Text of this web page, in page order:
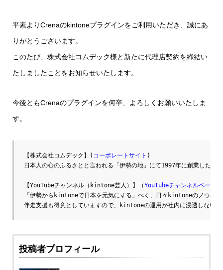
平素よりCrenaのkintoneプラグインをご利用いただき、誠にあ
りがとうございます。
このたび、株式会社コムデック様と新たに代理店契約を締結い
たしましたことをお知らせいたします。
今後ともCrenaのプラグインを何卒、よろしくお願いいたしま
す。
【株式会社コムデック】( コーポレートサイト )
日本人の心のふるさとと言われる「伊勢の地」にて1997年に創業した
【YouTubeチャンネル（kintone芸人）】（YouTubeチャンネルページ
「伊勢からkintoneで日本を元気にする」べく、日々kintoneのノウハ
伴走支援も得意としていますので、kintoneの運用が社内に浸透しない…
投稿者プロフィール